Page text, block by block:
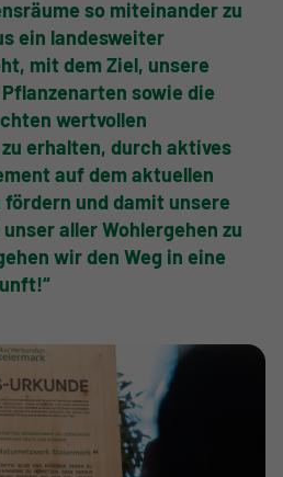
so miteinander zu
ein landesweiter
mit dem Ziel, unsere
sowie die
wertvollen
erhalten, durch aktives
auf dem aktuellen
fördern und damit unsere
aller Wohlergehen zu
wir den Weg in eine